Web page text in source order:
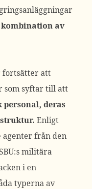
kombination av
fortsätter att
som syftar till att
deras
Enligt
från den
militära
i en
typerna av